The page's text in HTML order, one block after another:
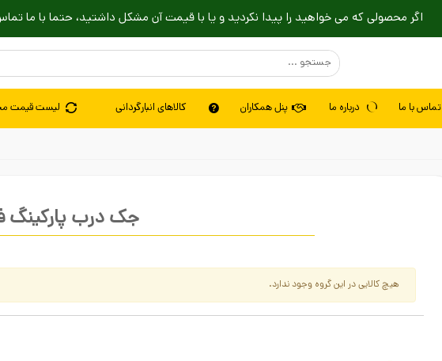
اگر محصولی که می خواهید را پیدا نکردید و یا با قیمت آن مشکل داشتید، حتما با ما
تماس با ما درباره ما پنل همکاران کالاهای انبارگردانی لیست قیمت
جک درب
هیچ کالایی در این گروه وجود ندارد.